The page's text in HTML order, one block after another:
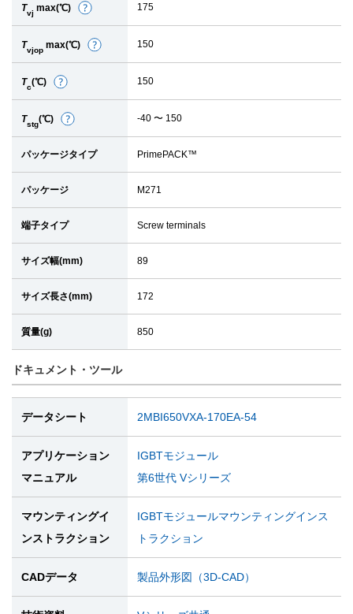
Tvj max(℃) 詳
細
175
Tvjop max(℃)
詳
細
150
Tc(℃)
詳
細
150
Tstg(℃)
詳
細
-40 〜 150
パッケージタイプ PrimePACK™
パッケージ M271
端子タイプ Screw terminals
サイズ幅(mm) 89
サイズ長さ(mm) 172
質量(g) 850
ドキュメント・ツール
データシート 2MBI650VXA-170EA-54
アプリケーション
マニュアル
IGBTモジュール
第6世代 Vシリーズ
マウンティングイ
ンストラクション
IGBTモジュールマウンティングインス
トラクション
CADデータ 製品外形図（3D-CAD）